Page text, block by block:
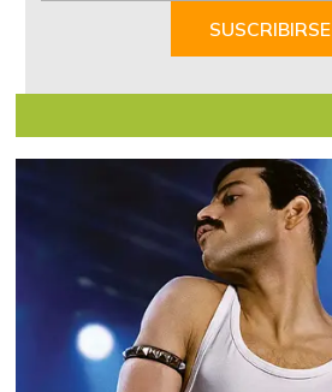
SUSCRIBIRSE